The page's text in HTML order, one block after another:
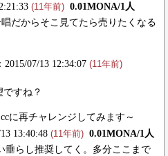
(11年前) 0.01MONA/1人
だからそこ見てたら売りたくなる
：2015/07/13 12:34:07 (11年前)
すね？
に再チャレンジしてみます～
13 13:40:48 (11年前) 0.01MONA/1人
垂らし推奨してく。多分ここまで